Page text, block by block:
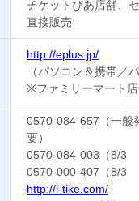
チケットぴあ店舗、
直接販売
http://eplus.jp/
（パソコン＆携帯／
※ファミリーマート
0570-084-657（一
要）
0570-084-003（8/3
0570-000-407（8/3
http://l-tike.com/